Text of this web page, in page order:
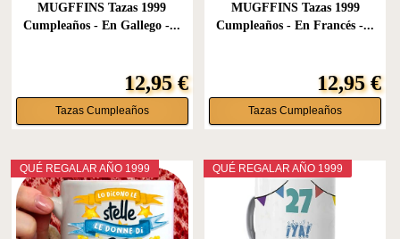
MUGFFINS Tazas 1999
Cumpleaños - En Gallego -...
12,95 €
Tazas Cumpleaños
MUGFFINS Tazas 1999
Cumpleaños - En Francés -...
12,95 €
Tazas Cumpleaños
QUÉ REGALAR AÑO 1999 QUÉ REGALAR AÑO 1999